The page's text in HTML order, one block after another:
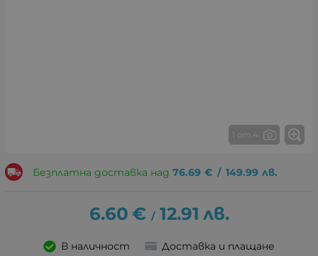
1 от 4
Безплатна доставка над 76.69 € / 149.99 лв.
6.60 € / 12.91 лв.
В наличност Доставка и плащане